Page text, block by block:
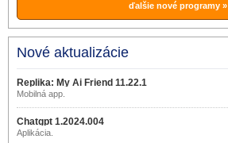
ďalšie nové programy »
Nové aktualizácie
Replika: My Ai Friend 11.22.1
Mobilná app.
Chatgpt 1.2024.004
Aplikácia.